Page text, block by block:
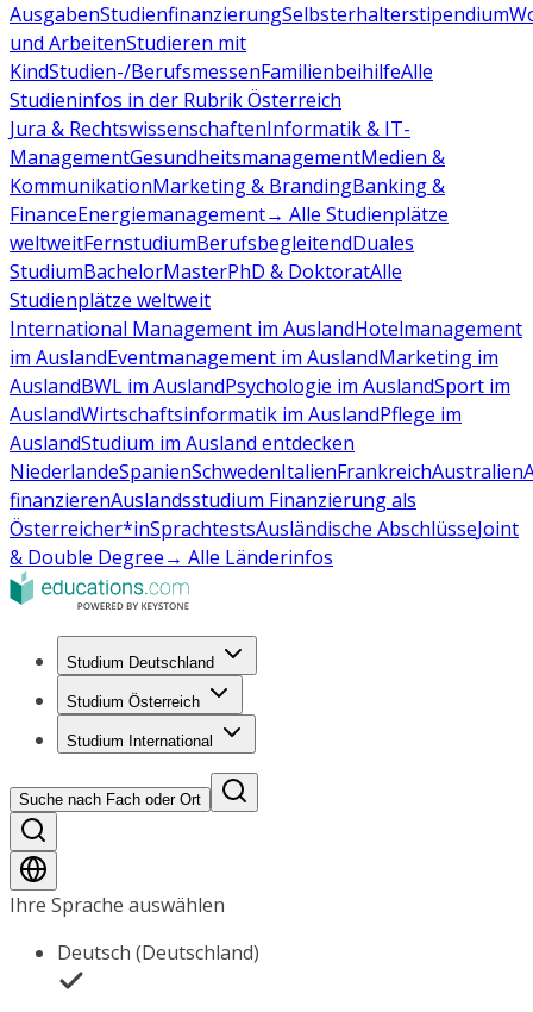
AusgabenStudienfinanzierungSelbsterhalterstipendium
und ArbeitenStudieren mit
KindStudien-/BerufsmessenFamilienbeihilfeAlle
Studieninfos in der Rubrik Österreich
Jura & RechtswissenschaftenInformatik & IT-
ManagementGesundheitsmanagementMedien &
KommunikationMarketing & BrandingBanking &
FinanceEnergiemanagement→ Alle Studienplätze
weltweitFernstudiumBerufsbegleitendDuales
StudiumBachelorMasterPhD & DoktoratAlle
Studienplätze weltweit
International Management im AuslandHotelmanagement
im AuslandEventmanagement im AuslandMarketing im
AuslandBWL im AuslandPsychologie im AuslandSport im
AuslandWirtschaftsinformatik im AuslandPflege im
AuslandStudium im Ausland entdecken
NiederlandeSpanienSchwedenItalienFrankreichAustralien
finanzierenAuslandsstudium Finanzierung als
Österreicher*inSprachtestsAusländische AbschlüsseJoint
& Double Degree→ Alle Länderinfos
Studium Deutschland
Studium Österreich
Studium International
Suche nach Fach oder Ort
Ihre Sprache auswählen
Deutsch (Deutschland)